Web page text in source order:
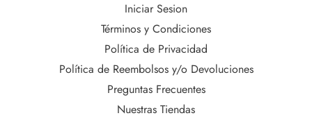
Iniciar Sesion
Términos y Condiciones
Política de Privacidad
Política de Reembolsos y/o Devoluciones
Preguntas Frecuentes
Nuestras Tiendas